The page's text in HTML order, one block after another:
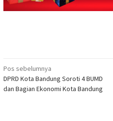
Navigasi
pos
Pos sebelumnya
DPRD Kota Bandung Soroti 4 BUMD
dan Bagian Ekonomi Kota Bandung